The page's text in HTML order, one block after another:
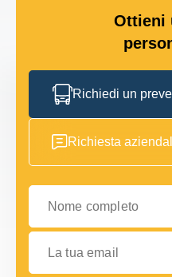
Ottieni
Richiedi un
Richiesta
Nome completo
La tua email